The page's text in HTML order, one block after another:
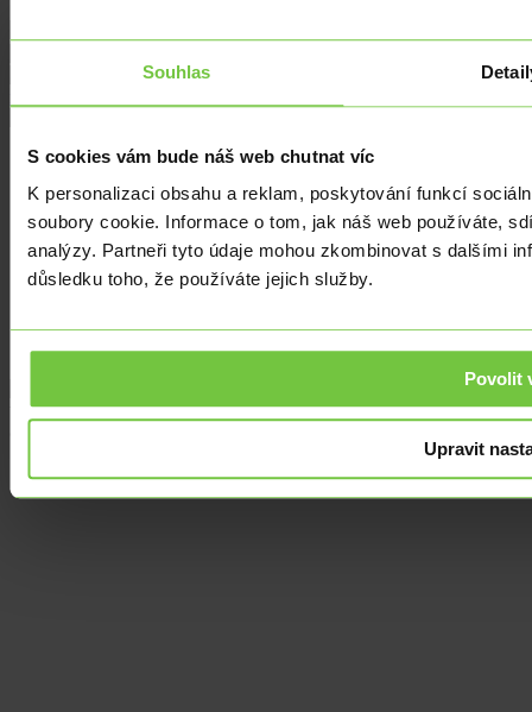
Souhlas
S cookies vám bude náš web chutnat víc
K personalizaci obsahu a reklam, poskytování funkcí
soubory cookie. Informace o tom, jak náš web používáte,
analýzy. Partneři tyto údaje mohou zkombinovat s dalšími
důsledku toho, že používáte jejich služby.
Povolit
Upravit
Kurz Euro
Kurz Zlotý
Ekonomika
Kvízy
Kontakty
Slovník pojmů
Podmínky užití
Vaše denní zprávy z devizových trhů.